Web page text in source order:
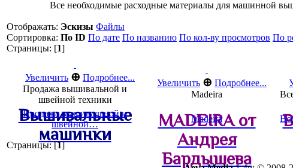
Все необходимые расходные материалы для машинной
Отображать: Эскизы Файлы
Сортировка: По ID По дате По названию По кол-ву просмотров По
Страницы: [1]
Увеличить ⊕ Подробнее...
Продажа вышивальной и
швейной техники
Вышивальные
машинки
Продажа вышивальной и
швейной…
Увеличить ⊕ Подробнее...
Madeira
MADEIRA от
Андрея
Бардышева
Madeira
Страницы: [1]